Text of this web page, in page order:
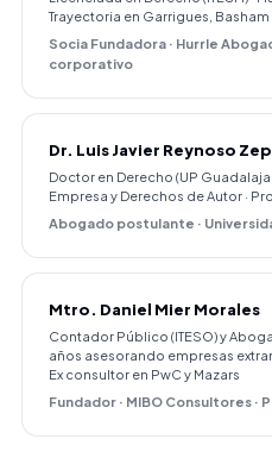
Trayectoria en Garrigues, Basham
Socia Fundadora · Hurrle
corporativo
Dr. Luis Javier Reynoso
Doctor en Derecho (UP
Empresa y Derechos de Autor ·
Abogado postulante ·
Mtro. Daniel Mier Morales
Contador Público (ITESO) y
años asesorando empresas
Ex consultor en PwC y Mazars
Fundador · MIBO Consultores ·